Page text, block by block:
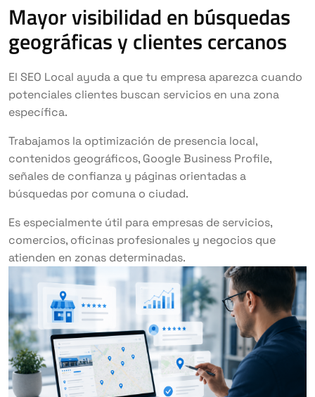
Mayor visibilidad en búsquedas
geográficas y clientes cercanos
El SEO Local ayuda a que tu empresa aparezca cuando
potenciales clientes buscan servicios en una zona
específica.
Trabajamos la optimización de presencia local,
contenidos geográficos, Google Business Profile,
señales de confianza y páginas orientadas a
búsquedas por comuna o ciudad.
Es especialmente útil para empresas de servicios,
comercios, oficinas profesionales y negocios que
atienden en zonas determinadas.